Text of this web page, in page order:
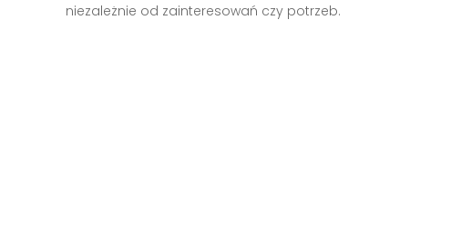
niezależnie od zainteresowań czy potrzeb.